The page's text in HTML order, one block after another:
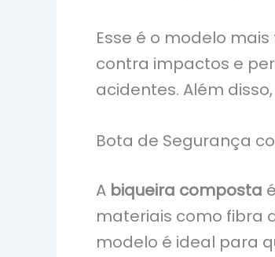
Esse é o modelo
contra impactos e
acidentes. Além
Bota de Segurança
A biqueira composta
materiais como fibra
modelo é ideal para